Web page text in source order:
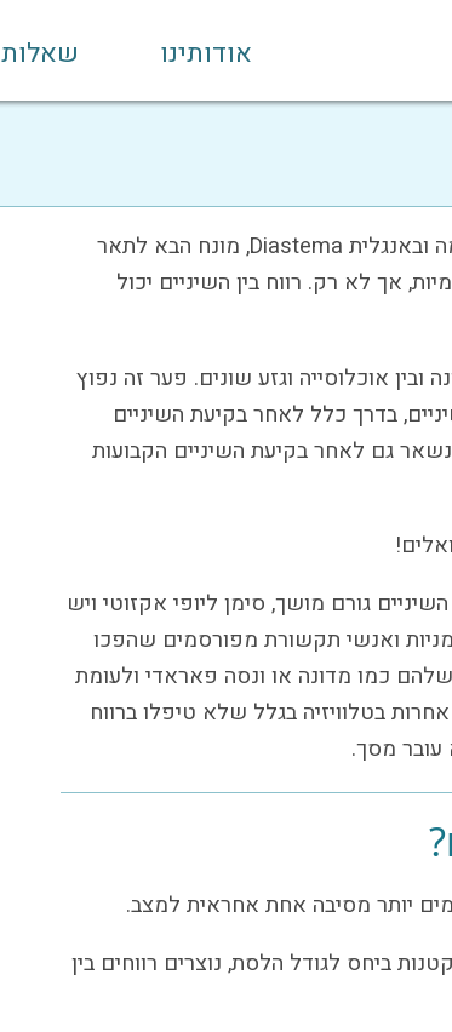
שאלות אודותינו
רווח בשיניים הוא מונח הקרוי בשפה המקצועית דיאסטמה ובאנגלית Diastema, מונח הבא לתאר
אך לא רק. רווח בין השיניים יכול
ובין אוכלוסייה וגזע שונים. פער זה נפוץ
בדרך כלל לאחר בקיעת השיניים
גם לאחר בקיעת השיניים הקבועות
גורם מושך, סימן ליופי אקזוטי ויש
ואנשי תקשורת מפורסמים שהפכו
כמו מדונה או ונסה פאראדי ולעומת
בטלוויזיה בגלל שלא טיפלו ברווח
עובר מסך.
יותר מסיבה אחת אחראית למצב.
ביחס לגודל הלסת, נוצרים רווחים בין